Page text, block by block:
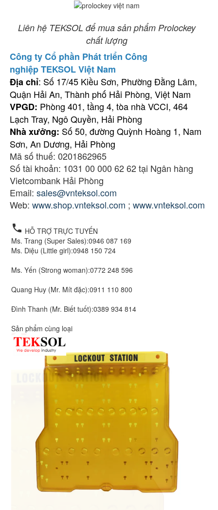
Liên hệ TEKSOL để mua sản phẩm Prolockey
chất lượng
Công ty Cổ phần Phát triển Công
nghiệp TEKSOL Việt Nam
Địa chỉ: Số 17/45 Kiều Sơn, Phường Đằng Lâm,
Quận Hải An, Thành phố Hải Phòng, Việt Nam
VPGD: Phòng 401, tầng 4, tòa nhà VCCI, 464
Lạch Tray, Ngô Quyền, Hải Phòng
Nhà xưởng: Số 50, đường Quỳnh Hoàng 1, Nam
Sơn, An Dương, Hải Phòng
Mã số thuế: 0201862965
Số tài khoản: 1031 00 000 62 62 tại Ngân hàng
Vietcombank Hải Phòng
Email: sales@vnteksol.com
Web: www.shop.vnteksol.com ; www.vnteksol.com
local_phone HỖ TRỢ TRỰC TUYẾN
Ms. Trang (Super Sales):0946 087 169
Ms. Diệu (Little girl):0948 150 724
Ms. Yến (Strong woman):0772 248 596
Quang Huy (Mr. Mít đặc):0911 110 800
Đình Thanh (Mr. Biết tuốt):0389 934 814
Sản phẩm cùng loại